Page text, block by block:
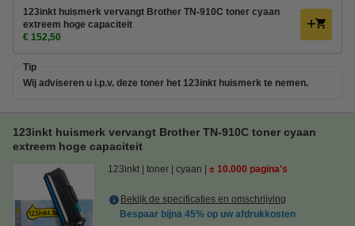
123inkt huismerk vervangt Brother TN-910C toner cyaan
extreem hoge capaciteit
€ 152,50
Tip
Wij adviseren u i.p.v. deze toner het 123inkt huismerk te nemen.
123inkt huismerk vervangt Brother TN-910C toner cyaan
extreem hoge capaciteit
123inkt toner cyaan ± 10.000 pagina's
Bekijk de specificaties en omschrijving
Bespaar bijna 45% op uw afdrukkosten